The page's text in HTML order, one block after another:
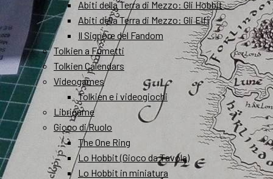
Abiti della Terra di Mezzo: Gli Hobbit
Abiti della Terra di Mezzo: Gli Elfi
Il Signore del Fandom
Tolkien a Fumetti
Tolkien Calendars
Videogames
Tolkien e i videogiochi
Librigame
Gioco di Ruolo
The One Ring
Lo Hobbit (Gioco da Tavola)
Lo Hobbit in miniatura